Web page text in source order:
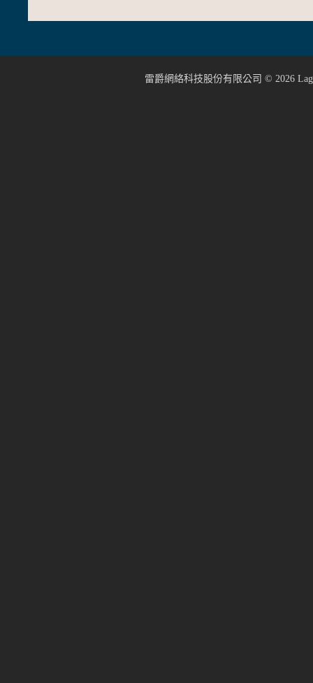
雷爵網絡科技股份有限公司 © 2026